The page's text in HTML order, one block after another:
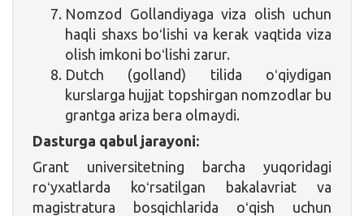
Nomzod Gollandiyaga viza olish uchun
haqli shaxs boʻlishi va kerak vaqtida viza
olish imkoni boʻlishi zarur.
Dutch (golland) tilida oʻqiydigan
kurslarga hujjat topshirgan nomzodlar bu
grantga ariza bera olmaydi.
Dasturga qabul jarayoni:
Grant universitetning barcha yuqoridagi
roʻyxatlarda koʻrsatilgan bakalavriat va
magistratura bosqichlarida oʻqish uchun